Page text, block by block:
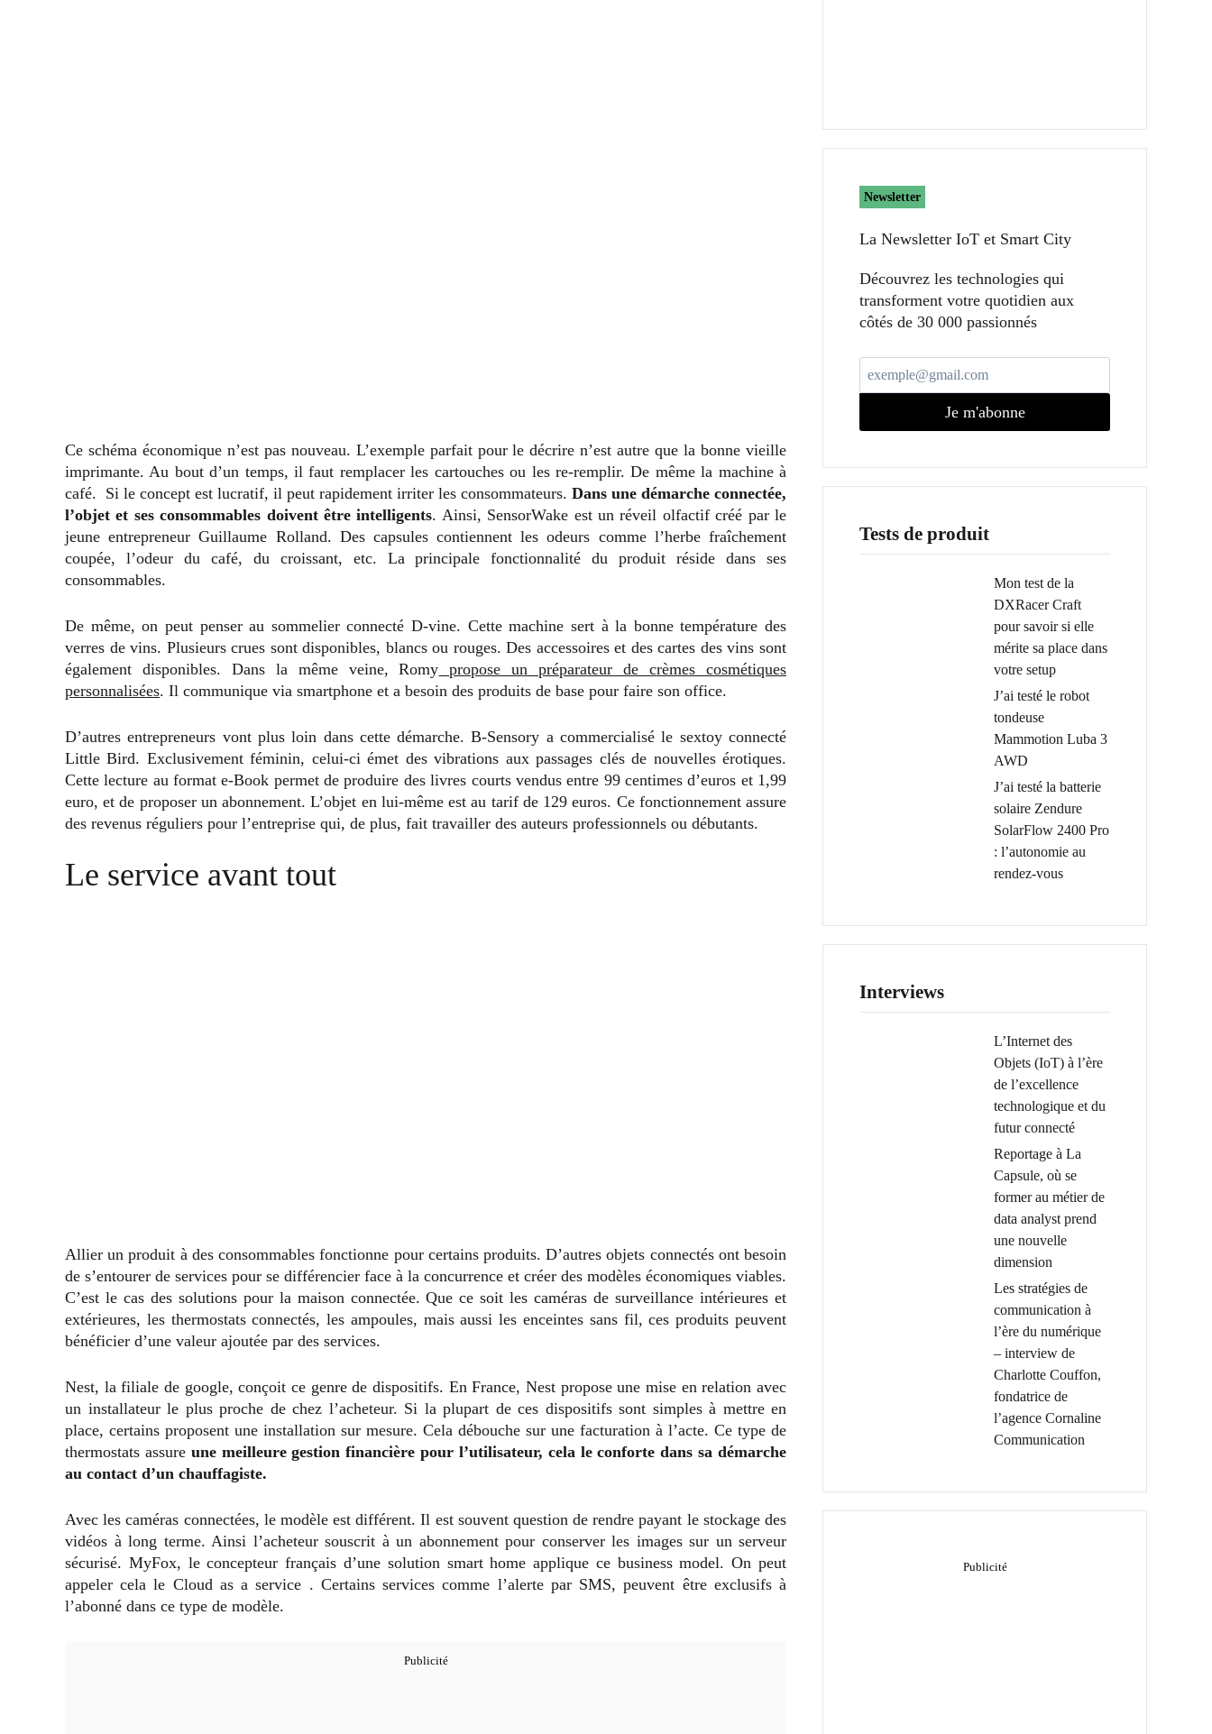
Ce schéma économique n’est pas nouveau. L’exemple parfait pour le décrire n’est autre que la bonne vieille
imprimante. Au bout d’un temps, il faut remplacer les cartouches ou les re-remplir. De même la machine à
café. Si le concept est lucratif, il peut rapidement irriter les consommateurs. Dans une démarche connectée,
l’objet et ses consommables doivent être intelligents. Ainsi, SensorWake est un réveil olfactif créé par le
jeune entrepreneur Guillaume Rolland. Des capsules contiennent les odeurs comme l’herbe fraîchement
coupée, l’odeur du café, du croissant, etc. La principale fonctionnalité du produit réside dans ses
consommables.
De même, on peut penser au sommelier connecté D-vine. Cette machine sert à la bonne température des
verres de vins. Plusieurs crues sont disponibles, blancs ou rouges. Des accessoires et des cartes des vins sont
également disponibles. Dans la même veine, Romy propose un préparateur de crèmes cosmétiques
personnalisées. Il communique via smartphone et a besoin des produits de base pour faire son office.
D’autres entrepreneurs vont plus loin dans cette démarche. B-Sensory a commercialisé le sextoy connecté
Little Bird. Exclusivement féminin, celui-ci émet des vibrations aux passages clés de nouvelles érotiques.
Cette lecture au format e-Book permet de produire des livres courts vendus entre 99 centimes d’euros et 1,99
euro, et de proposer un abonnement. L’objet en lui-même est au tarif de 129 euros. Ce fonctionnement assure
des revenus réguliers pour l’entreprise qui, de plus, fait travailler des auteurs professionnels ou débutants.
Le service avant tout
Allier un produit à des consommables fonctionne pour certains produits. D’autres objets connectés ont besoin
de s’entourer de services pour se différencier face à la concurrence et créer des modèles économiques viables.
C’est le cas des solutions pour la maison connectée. Que ce soit les caméras de surveillance intérieures et
extérieures, les thermostats connectés, les ampoules, mais aussi les enceintes sans fil, ces produits peuvent
bénéficier d’une valeur ajoutée par des services.
Nest, la filiale de google, conçoit ce genre de dispositifs. En France, Nest propose une mise en relation avec
un installateur le plus proche de chez l’acheteur. Si la plupart de ces dispositifs sont simples à mettre en
place, certains proposent une installation sur mesure. Cela débouche sur une facturation à l’acte. Ce type de
thermostats assure une meilleure gestion financière pour l’utilisateur, cela le conforte dans sa démarche
au contact d’un chauffagiste.
Avec les caméras connectées, le modèle est différent. Il est souvent question de rendre payant le stockage des
vidéos à long terme. Ainsi l’acheteur souscrit à un abonnement pour conserver les images sur un serveur
sécurisé. MyFox, le concepteur français d’une solution smart home applique ce business model. On peut
appeler cela le Cloud as a service . Certains services comme l’alerte par SMS, peuvent être exclusifs à
l’abonné dans ce type de modèle.
Newsletter
La Newsletter IoT et Smart City​
Découvrez les technologies qui
transforment votre quotidien aux
côtés de 30 000 passionnés
Je m'abonne
Tests de produit
Mon test de la
DXRacer Craft
pour savoir si elle
mérite sa place dans
votre setup
J’ai testé le robot
tondeuse
Mammotion Luba 3
AWD
J’ai testé la batterie
solaire Zendure
SolarFlow 2400 Pro
: l’autonomie au
rendez-vous
Interviews
L’Internet des
Objets (IoT) à l’ère
de l’excellence
technologique et du
futur connecté
Reportage à La
Capsule, où se
former au métier de
data analyst prend
une nouvelle
dimension
Les stratégies de
communication à
l’ère du numérique
– interview de
Charlotte Couffon,
fondatrice de
l’agence Cornaline
Communication